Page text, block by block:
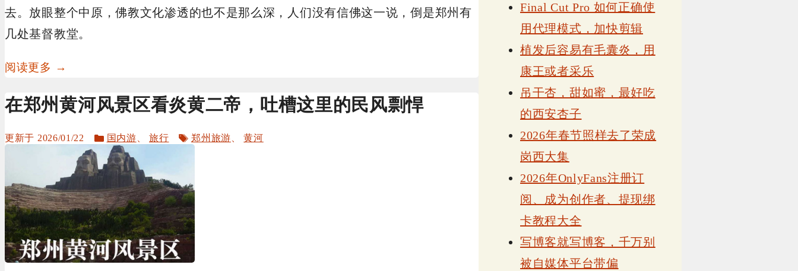
去。放眼整个中原，佛教文化渗透的也不是那么深，人们没有信佛这一说，倒是郑州有
几处基督教堂。
阅读更多 →
在郑州黄河风景区看炎黄二帝，吐槽这里的民风剽悍
2026/01/22
分
类
国内游 、旅行
标
签
郑州旅游 、黄河
Final Cut Pro 如何正确使
用代理模式，加快剪辑
植发后容易有毛囊炎，用
康王或者采乐
吊干杏，甜如蜜，最好吃
的西安杏子
2026年春节照样去了荣成
岗西大集
2026年OnlyFans注册订
阅、成为创作者、提现绑
卡教程大全
写博客就写博客，千万别
被自媒体平台带偏